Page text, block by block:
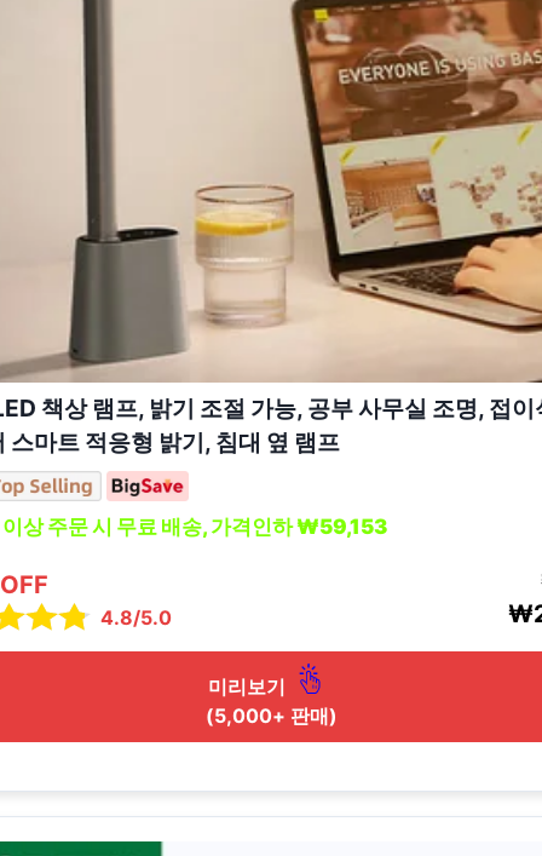
책상 램프, 밝기 조절 가능, 공부 사무실 조명, 접이
스마트 적응형 밝기, 침대 옆 램프
상 주문 시 무료 배송, 가격인하 ₩59,153
4.8/5.0
미리보기
(5,000+ 판매)